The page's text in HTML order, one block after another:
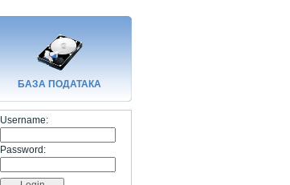
БАЗA ПОДАТАКА
Username:
Password: